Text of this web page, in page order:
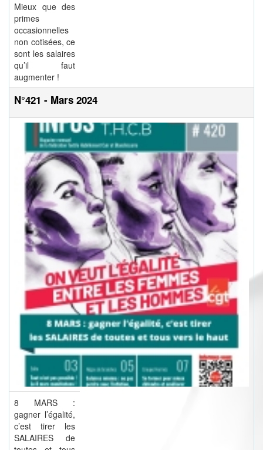
Mieux que des
primes
occasionnelles
non cotisées, ce
sont les salaires
qu’il faut
augmenter !
N°421 - Mars 2024
8 MARS :
gagner l’égalité,
c’est tirer les
SALAIRES de